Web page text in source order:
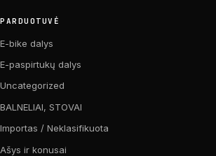
PARDUOTUVĖ
E-bike dalys
E-paspirtukų dalys
Uncategorized
BALNELIAI, STOVAI
Importas / Neklasifikuota
Ašys ir konusai